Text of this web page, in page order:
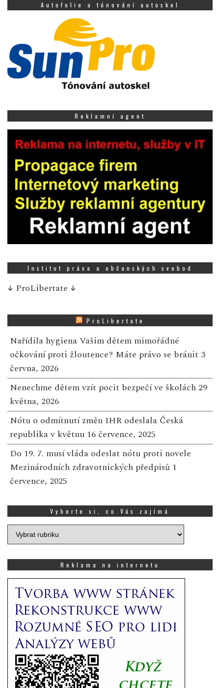
Autofolie a tónování autoskel
Reklamní agent
Institut práva a občanských svobod
↓ ProLibertate ↓
ProLibertate
Nařídila hygiena Vašim dětem mimořádné
očkování proti žloutence? Máte právo se bránit 3
června, 2026
Nenechme dětem vzít pocit bezpečí ve školách 29
května, 2026
Nótu o odmítnutí změn IHR odeslala Česká
republika v květnu 16 července, 2025
Do 19. 7. musí vláda odeslat nótu proti novele
Mezinárodních zdravotnických předpisů 1
července, 2025
Vyberte si, co Vás zajímá
Vyberte
si,
zajímá
Reklama na internetu